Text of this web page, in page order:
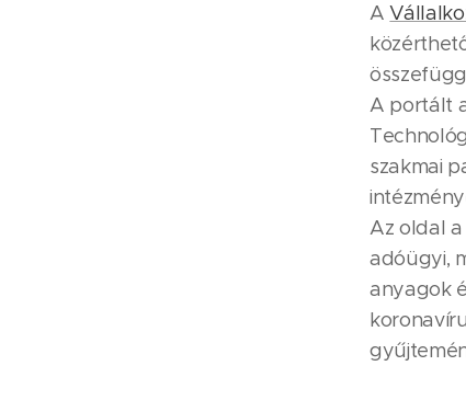
A
A portált
szakmai
Az oldal
adóügyi,
anyagok